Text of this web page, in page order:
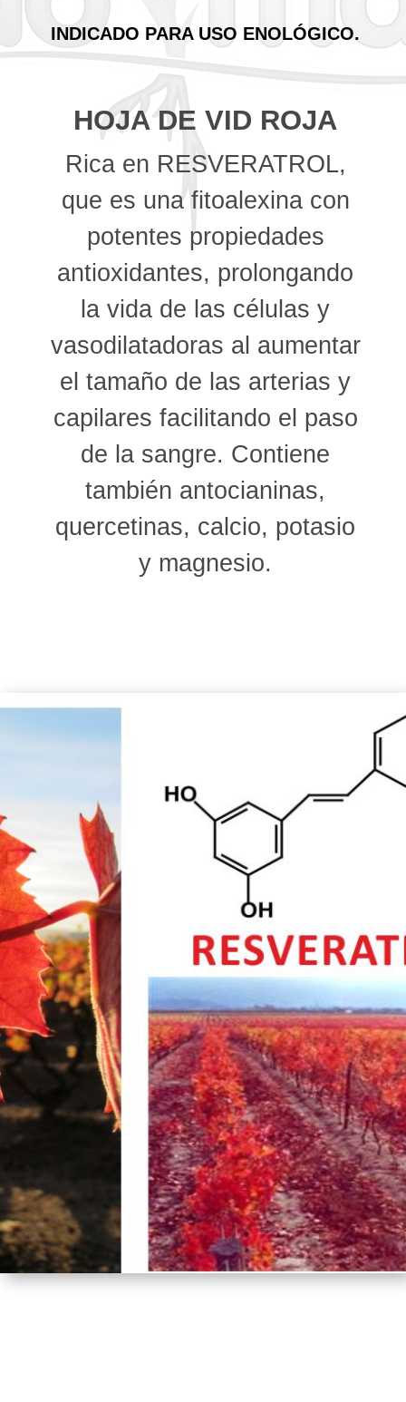
INDICADO PARA USO ENOLÓGICO.
HOJA DE VID ROJA
Rica en RESVERATROL,
que es una fitoalexina con
potentes propiedades
antioxidantes, prolongando
la vida de las células y
vasodilatadoras al aumentar
el tamaño de las arterias y
capilares facilitando el paso
de la sangre. Contiene
también antocianinas,
quercetinas, calcio, potasio
y magnesio.